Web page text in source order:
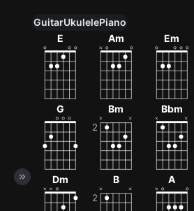
Unlock All Tools
100+ tunings, chord games
Get now
GuitarUkulelePiano
E
Am Em
G Bm Bbm
Dm B A